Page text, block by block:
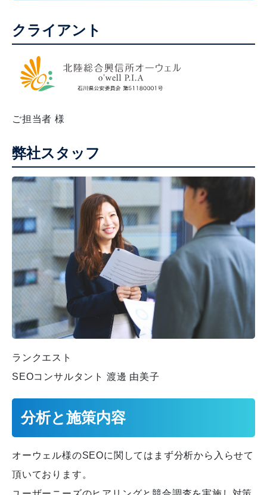
クライアント
ご担当者 様
弊社スタッフ
ランクエスト
SEOコンサルタント 渡邊 由美子
分析と施策内容
オーウェル様のSEOに関してはまず分析から入らせて
頂いております。